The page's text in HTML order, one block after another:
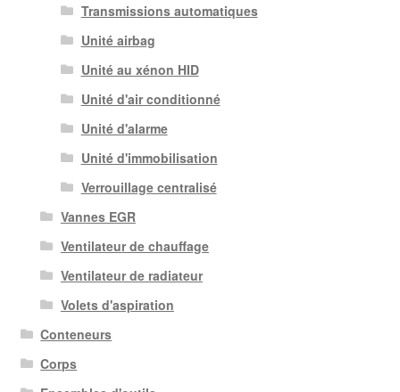
Transmissions automatiques
Unité airbag
Unité au xénon HID
Unité d'air conditionné
Unité d'alarme
Unité d'immobilisation
Verrouillage centralisé
Vannes EGR
Ventilateur de chauffage
Ventilateur de radiateur
Volets d'aspiration
Conteneurs
Corps